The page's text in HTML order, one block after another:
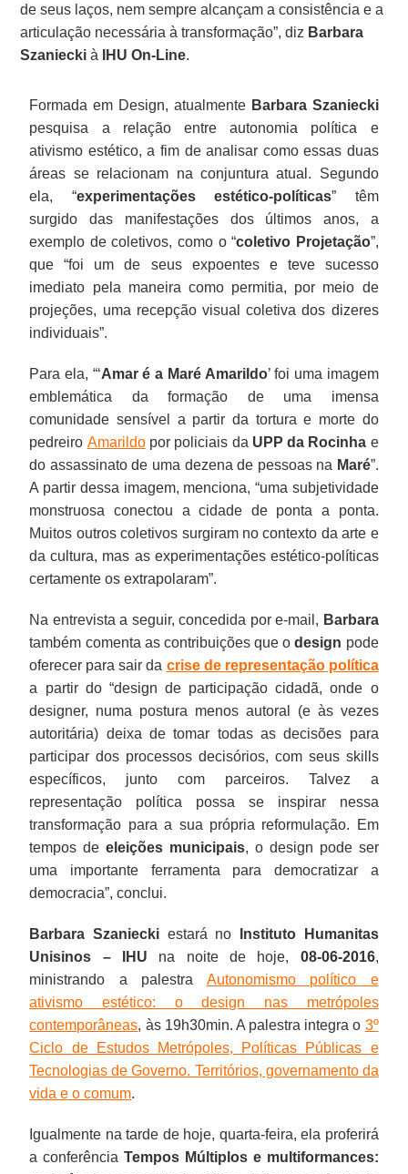
de seus laços, nem sempre alcançam a consistência e a
articulação necessária à transformação”, diz Barbara
Szaniecki à IHU On-Line.
Formada em Design, atualmente Barbara Szaniecki
pesquisa a relação entre autonomia política e
ativismo estético, a fim de analisar como essas duas
áreas se relacionam na conjuntura atual. Segundo
ela, “experimentações estético-políticas” têm
surgido das manifestações dos últimos anos, a
exemplo de coletivos, como o “coletivo Projetação”,
que “foi um de seus expoentes e teve sucesso
imediato pela maneira como permitia, por meio de
projeções, uma recepção visual coletiva dos dizeres
individuais”.
Para ela, “‘Amar é a Maré Amarildo’ foi uma imagem
emblemática da formação de uma imensa
comunidade sensível a partir da tortura e morte do
pedreiro Amarildopor policiais da UPP da Rocinha e
do assassinato de uma dezena de pessoas na Maré”.
A partir dessa imagem, menciona, “uma subjetividade
monstruosa conectou a cidade de ponta a ponta.
Muitos outros coletivos surgiram no contexto da arte e
da cultura, mas as experimentações estético-políticas
certamente os extrapolaram”.
Na entrevista a seguir, concedida por e-mail, Barbara
também comenta as contribuições que odesign pode
oferecer para sair da crise de representação política
a partir do “design de participação cidadã, onde o
designer, numa postura menos autoral (e às vezes
autoritária) deixa de tomar todas as decisões para
participar dos processos decisórios, com seus skills
específicos, junto com parceiros. Talvez a
representação política possa se inspirar nessa
transformação para a sua própria reformulação. Em
tempos deeleições municipais, o design pode ser
uma importante ferramenta para democratizar a
democracia”, conclui.
Barbara Szaniecki estará no
Instituto Humanitas
Unisinos – IHU na noite de hoje, 08-06-2016,
ministrando a palestra Autonomismo político e
ativismo estético: o design nas metrópoles
contemporâneas, às 19h30min. A palestra integra o 3º
Ciclo de Estudos Metrópoles, Políticas Públicas e
Tecnologias de Governo. Territórios, governamento da
vida e o comum.
Igualmente na tarde de hoje, quarta-feira, ela proferirá
a conferênciaTempos Múltiplos e multiformances: